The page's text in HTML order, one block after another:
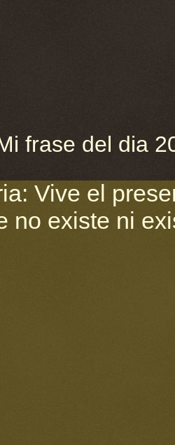
frase del dia
Vive el
no existe ni